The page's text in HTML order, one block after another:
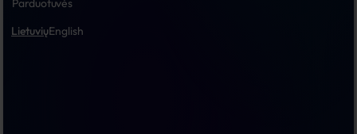
Parduotuvės
LietuviųEnglish